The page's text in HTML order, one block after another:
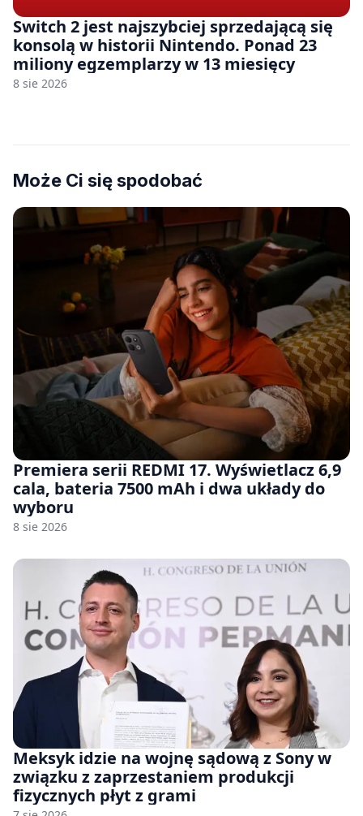
Switch 2 jest najszybciej sprzedającą się
konsolą w historii Nintendo. Ponad 23
miliony egzemplarzy w 13 miesięcy
8 sie 2026
Może Ci się spodobać
Premiera serii REDMI 17. Wyświetlacz 6,9
cala, bateria 7500 mAh i dwa układy do
wyboru
8 sie 2026
Meksyk idzie na wojnę sądową z Sony w
związku z zaprzestaniem produkcji
fizycznych płyt z grami